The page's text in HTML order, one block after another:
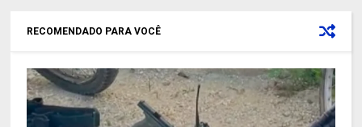
RECOMENDADO PARA VOCÊ